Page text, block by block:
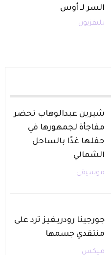
السر لـ أوس
تليفزيون
شيرين عبدالوهاب تحضر
مفاجأة لجمهورها في
حفلها غدًا بالساحل
الشمالي
موسيقى
جورجينا رودريغيز ترد على
منتقدي جسمها
ميكس